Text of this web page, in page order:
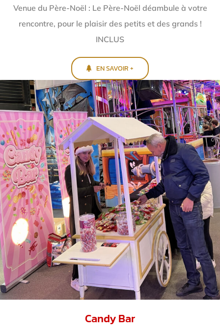
Venue du Père-Noël : Le Père-Noël déambule à votre
rencontre, pour le plaisir des petits et des grands !
INCLUS
EN SAVOIR +
Candy Bar